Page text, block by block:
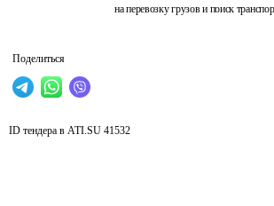
на перевозку грузов и поиск
Поделиться
ID тендера в ATI.SU 41532